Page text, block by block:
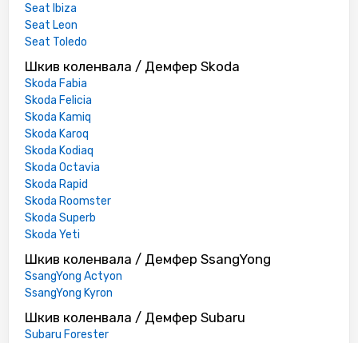
Seat Ibiza
Seat Leon
Seat Toledo
Шкив коленвала / Демфер Skoda
Skoda Fabia
Skoda Felicia
Skoda Kamiq
Skoda Karoq
Skoda Kodiaq
Skoda Octavia
Skoda Rapid
Skoda Roomster
Skoda Superb
Skoda Yeti
Шкив коленвала / Демфер SsangYong
SsangYong Actyon
SsangYong Kyron
Шкив коленвала / Демфер Subaru
Subaru Forester